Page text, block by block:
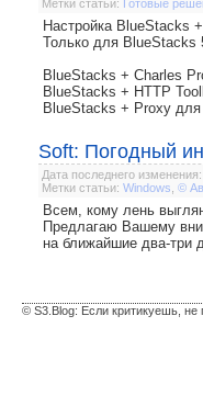
Метки статьи: Готовые
Настройка BlueStacks
Только для BlueStacks
BlueStacks + Charles
BlueStacks + HTTP
BlueStacks + Proxy
Soft: Погодный
Дата последнего
Метки статьи: Windows ©
Всем, кому лень
Предлагаю Вашему
на ближайшие два-три
© S3.Blog: Если критикуешь,